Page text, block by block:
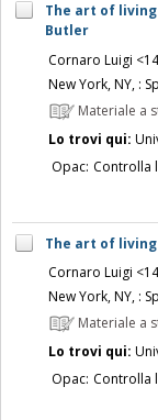
The art of
Butler
Cornaro Luigi
New York, NY, :
Materiale a
Lo trovi qui:
Opac: Controlla
The art of
Cornaro Luigi
New York, NY, :
Materiale a
Lo trovi qui:
Opac: Controlla